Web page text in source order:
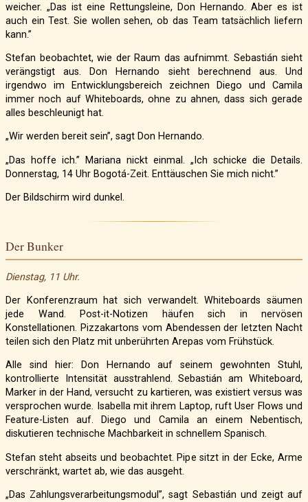
weicher. „Das ist eine Rettungsleine, Don Hernando. Aber es ist
auch ein Test. Sie wollen sehen, ob das Team tatsächlich liefern
kann.”
Stefan beobachtet, wie der Raum das aufnimmt. Sebastián sieht
verängstigt aus. Don Hernando sieht berechnend aus. Und
irgendwo im Entwicklungsbereich zeichnen Diego und Camila
immer noch auf Whiteboards, ohne zu ahnen, dass sich gerade
alles beschleunigt hat.
„Wir werden bereit sein”, sagt Don Hernando.
„Das hoffe ich.” Mariana nickt einmal. „Ich schicke die Details.
Donnerstag, 14 Uhr Bogotá-Zeit. Enttäuschen Sie mich nicht.”
Der Bildschirm wird dunkel.
Der Bunker
Dienstag, 11 Uhr.
Der Konferenzraum hat sich verwandelt. Whiteboards säumen
jede Wand. Post-it-Notizen häufen sich in nervösen
Konstellationen. Pizzakartons vom Abendessen der letzten Nacht
teilen sich den Platz mit unberührten Arepas vom Frühstück.
Alle sind hier: Don Hernando auf seinem gewohnten Stuhl,
kontrollierte Intensität ausstrahlend. Sebastián am Whiteboard,
Marker in der Hand, versucht zu kartieren, was existiert versus was
versprochen wurde. Isabella mit ihrem Laptop, ruft User Flows und
Feature-Listen auf. Diego und Camila an einem Nebentisch,
diskutieren technische Machbarkeit in schnellem Spanisch.
Stefan steht abseits und beobachtet. Pipe sitzt in der Ecke, Arme
verschränkt, wartet ab, wie das ausgeht.
„Das Zahlungsverarbeitungsmodul”, sagt Sebastián und zeigt auf